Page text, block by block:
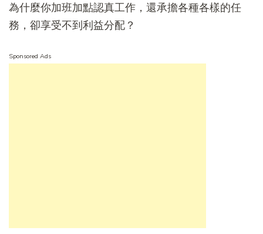
為什麼你加班加點認真工作，還承擔各種各樣的任
務，卻享受不到利益分配？
Sponsored Ads